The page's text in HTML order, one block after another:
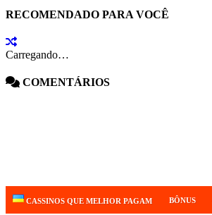
RECOMENDADO PARA VOCÊ
Carregando…
COMENTÁRIOS
CASSINOS QUE MELHOR PAGAM BÔNUS